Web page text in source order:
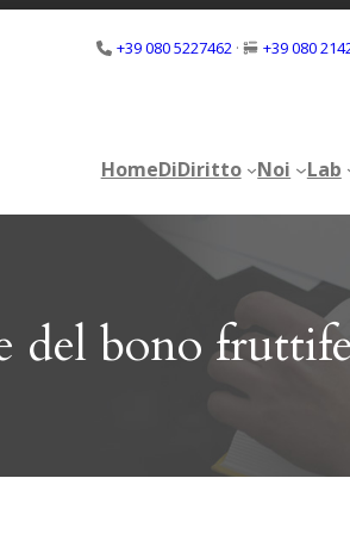
+39 080 5227462 · +39 080
HomeDiDiritto Noi Lab
del bono